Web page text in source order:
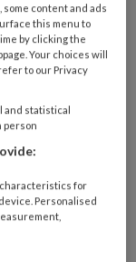
content and ads
this menu to
by clicking the
Your choices will
to our Privacy
and statistical
person
for
Personalised